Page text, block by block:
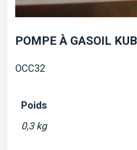
POMPE À GASOIL
OCC32
Poids
0,3 kg